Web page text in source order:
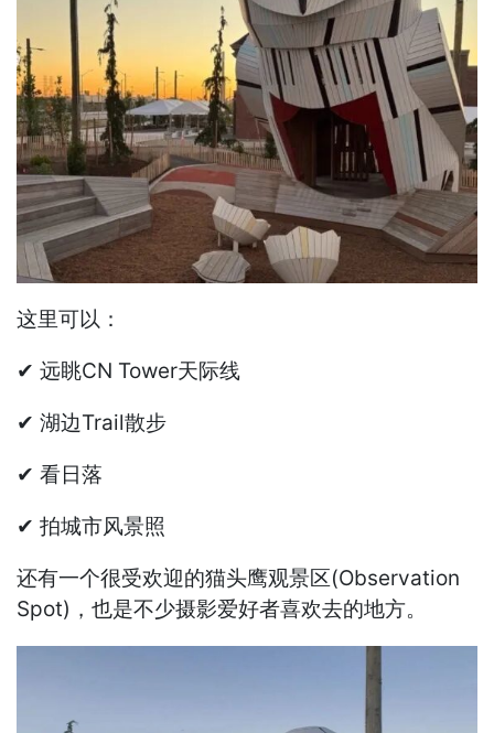
这里可以：
✔ 远眺CN Tower天际线
✔ 湖边Trail散步
✔ 看日落
✔ 拍城市风景照
还有一个很受欢迎的猫头鹰观景区(Observation
Spot)，也是不少摄影爱好者喜欢去的地方。